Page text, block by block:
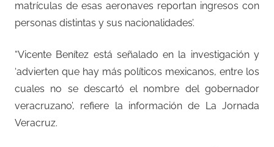
matrículas de esas aeronaves reportan ingresos con
personas distintas y sus nacionalidades’.
“Vicente Benítez está señalado en la investigación y
‘advierten que hay más políticos mexicanos, entre los
cuales no se descartó el nombre del gobernador
veracruzano’, refiere la información de La Jornada
Veracruz.